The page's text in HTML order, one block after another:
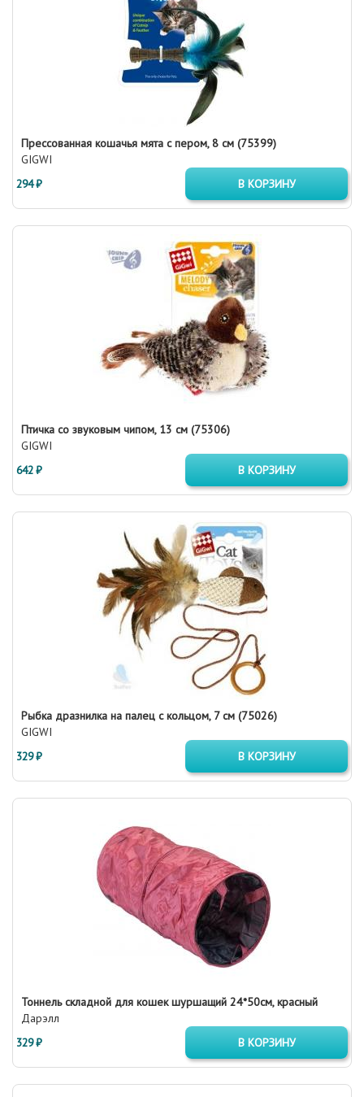
Прессованная кошачья мята с пером, 8 см (75399)
GIGWI
294 ₽
В КОРЗИНУ
Птичка со звуковым чипом, 13 см (75306)
GIGWI
642 ₽
В КОРЗИНУ
Рыбка дразнилка на палец с кольцом, 7 см (75026)
GIGWI
329 ₽
В КОРЗИНУ
Тоннель складной для кошек шуршащий 24*50см, красный
Дарэлл
329 ₽
В КОРЗИНУ